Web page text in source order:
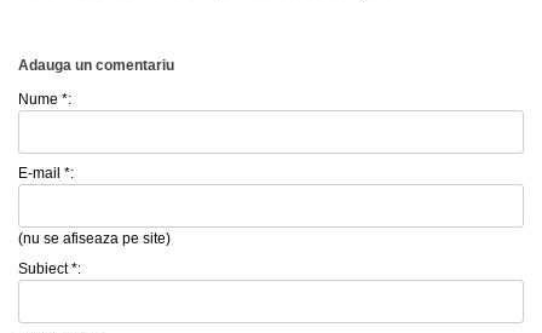
Adauga un comentariu
Nume *:
E-mail *:
(nu se afiseaza pe site)
Subiect *: